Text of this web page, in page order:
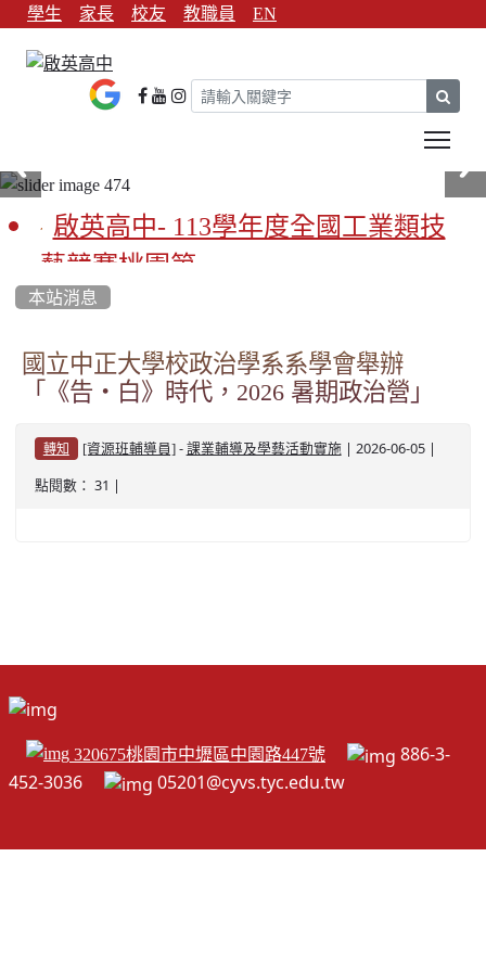
學生 家長 校友 教職員 EN
啟英高中- 113學年度全國工業類技
藝競賽桃園第一
啟英高中-113學年全國學生家事類技
藝競賽榮獲1支金手獎3支優勝
亞洲金牌在啟英！-機器人競賽亞洲
第一
餐飲管理科桃園第一、資料處理科
本站消息
國立中正大學校政治學系系學會舉辦
「《告‧白》時代，2026 暑期政治營」
轉知 [資源班輔導員]- 課業輔導及學藝活動實施| 2026-06-05 |
點閱數： 31 |
320675桃園市中壢區中園路447號
886-3-
452-3036
05201@cyvs.tyc.edu.tw